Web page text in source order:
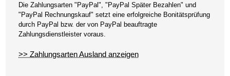
Die Zahlungsarten "PayPal", "PayPal Später Bezahlen" und
"PayPal Rechnungskauf" setzt eine erfolgreiche Bonitätsprüfung
durch PayPal bzw. der von PayPal beauftragte
Zahlungsdienstleister voraus.
>> Zahlungsarten Ausland anzeigen